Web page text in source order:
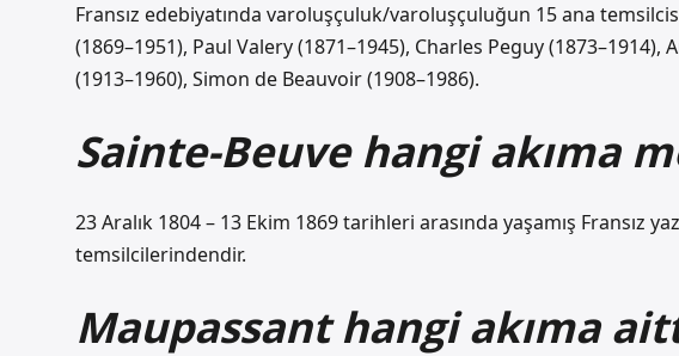
Fransız edebiyatında varoluşçuluk/varoluşçuluğun 15 ana
(1869–1951), Paul Valery (1871–1945), Charles Peguy
(1913–1960), Simon de Beauvoir (1908–1986).
Sainte-Beuve hangi akıma
23 Aralık 1804 – 13 Ekim 1869 tarihleri ​​arasında yaşamış Fransız
temsilcilerindendir.
Maupassant hangi akıma